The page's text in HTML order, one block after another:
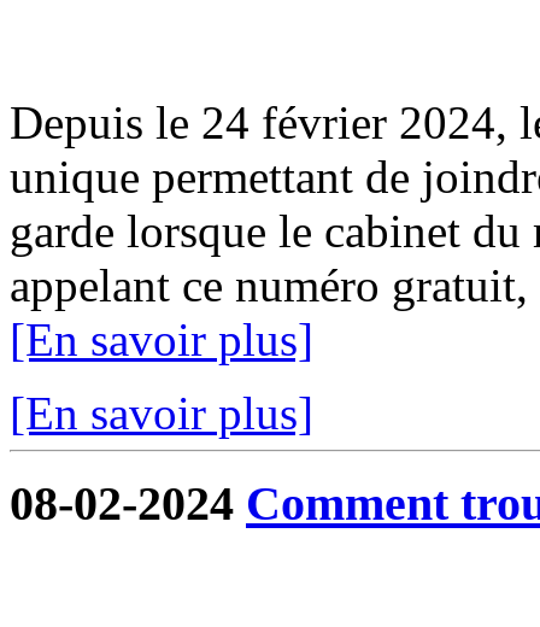
Depuis le 24 février 2024,
unique permettant de
garde lorsque le cabinet
appelant ce numéro
[En savoir plus]
[En savoir plus]
08-02-2024 Comment